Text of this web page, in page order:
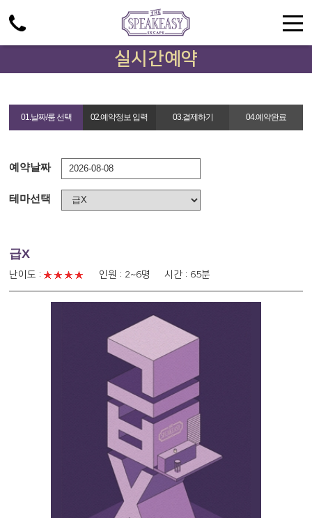
실시간예약
01.날짜/룸 선택 02.예약정보 입력 03.결제하기 04.예약완료
예약날짜
테마선택
급X
난이도 : 인원 : 2~6명 시간 : 65분